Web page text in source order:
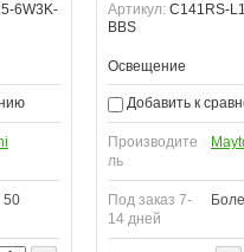
6W3K-
50
Артикул: C141RS-
BBS
Освещение
Добавить к
Производите
ль
Под заказ 7-
14 дней